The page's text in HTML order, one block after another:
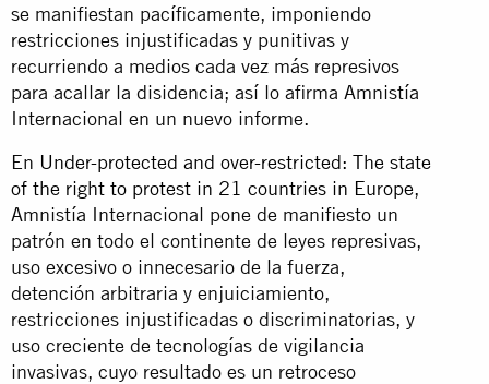
se manifiestan pacíficamente, imponiendo
restricciones injustificadas y punitivas y
recurriendo a medios cada vez más represivos
para acallar la disidencia; así lo afirma Amnistía
Internacional en un nuevo informe.
En Under-protected and over-restricted: The state
of the right to protest in 21 countries in Europe,
Amnistía Internacional pone de manifiesto un
patrón en todo el continente de leyes represivas,
uso excesivo o innecesario de la fuerza,
detención arbitraria y enjuiciamiento,
restricciones injustificadas o discriminatorias, y
uso creciente de tecnologías de vigilancia
invasivas, cuyo resultado es un retroceso